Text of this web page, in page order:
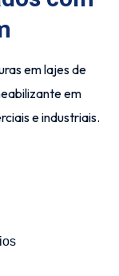
em lajes de
em
e industriais.